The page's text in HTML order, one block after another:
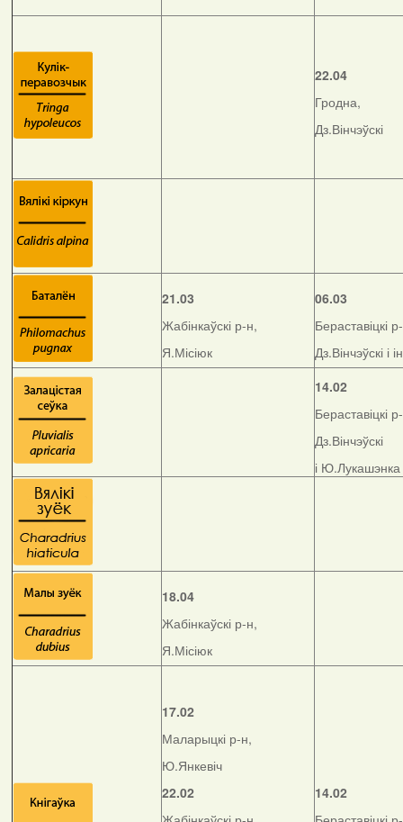
22.04
Гродна,
Дз.Вінчэўскі
21.03
Жабінкаўскі р-н,
Я.Місіюк
06.03
Бераставіцкі
Дз.Вінчэўскі і
14.02
Бераставіцкі
Дз.Вінчэўскі
і Ю.Лукашэнка
18.04
Жабінкаўскі р-н,
Я.Місіюк
17.02
Маларыцкі р-н,
Ю.Янкевіч
22.02
14.02